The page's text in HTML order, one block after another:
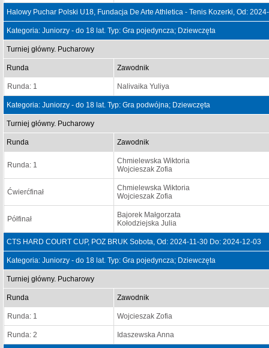
Halowy Puchar Polski U18, Fundacja De Arte Athletica - Tenis Kozerki, Od:
Kategoria: Juniorzy - do 18 lat. Typ: Gra pojedyncza; Dziewczęta
Turniej główny. Pucharowy
Runda Zawodnik
Runda: 1 Nalivaika Yuliya
Kategoria: Juniorzy - do 18 lat. Typ: Gra podwójna; Dziewczęta
Turniej główny. Pucharowy
Runda Zawodnik
Runda: 1
Chmielewska Wiktoria
Wojcieszak Zofia
Ćwierćfinał
Chmielewska Wiktoria
Wojcieszak Zofia
Półfinał
Bajorek Małgorzata
Kołodziejska Julia
CTS HARD COURT CUP, POZ BRUK Sobota, Od: 2024-11-30 Do: 2024-12-03
Kategoria: Juniorzy - do 18 lat. Typ: Gra pojedyncza; Dziewczęta
Turniej główny. Pucharowy
Runda Zawodnik
Runda: 1 Wojcieszak Zofia
Runda: 2 Idaszewska Anna